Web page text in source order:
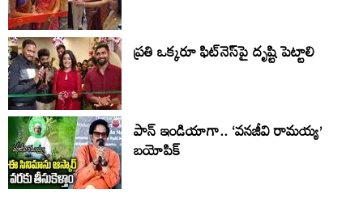
ప్ర‌తి ఒక్క‌రూ ఫిట్‌నెస్‌పై దృష్టి పెట్టాలి
పాన్ ఇండియాగా.. ‘వనజీవి రామయ్య’
బయోపిక్